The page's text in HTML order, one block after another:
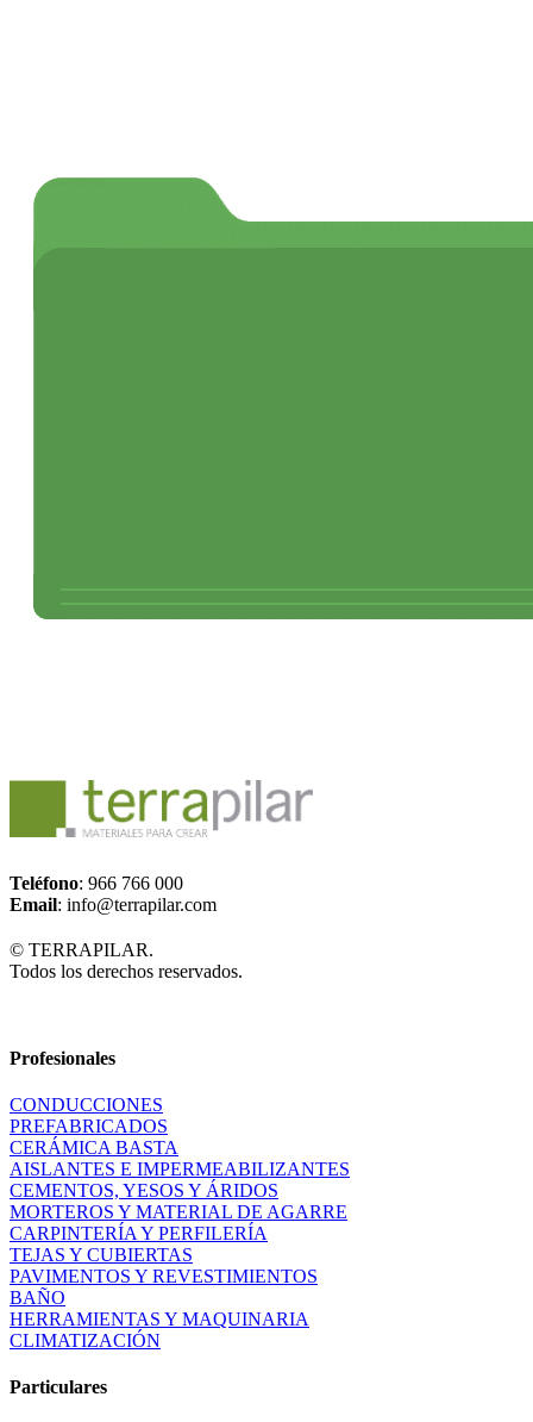
Teléfono: 966 766 000
Email: info@terrapilar.com
© TERRAPILAR.
Todos los derechos reservados.
Profesionales
CONDUCCIONES
PREFABRICADOS
CERÁMICA BASTA
AISLANTES E IMPERMEABILIZANTES
CEMENTOS, YESOS Y ÁRIDOS
MORTEROS Y MATERIAL DE AGARRE
CARPINTERÍA Y PERFILERÍA
TEJAS Y CUBIERTAS
PAVIMENTOS Y REVESTIMIENTOS
BAÑO
HERRAMIENTAS Y MAQUINARIA
CLIMATIZACIÓN
Particulares